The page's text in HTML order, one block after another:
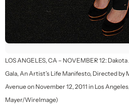
LOS ANGELES, CA – NOVEMBER 12:
Gala, An Artist’s Life Manifesto, Directed by
Avenue on November 12, 2011 in Los
Mayer/WireImage)